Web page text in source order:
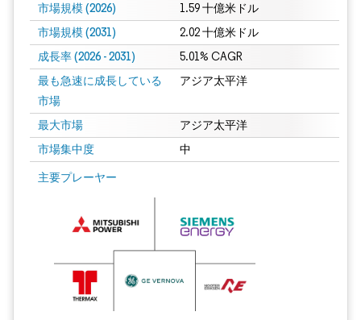
市場規模 (2026) 1.59 十億米ドル
市場規模 (2031) 2.02 十億米ドル
成長率 (2026 - 2031) 5.01% CAGR
最も急速に成長している
市場
アジア太平洋
最大市場 アジア太平洋
市場集中度 中
主要プレーヤー
画像 © Mordor Intelligence。再利用にはCC BY 4.0の表示が必要です。